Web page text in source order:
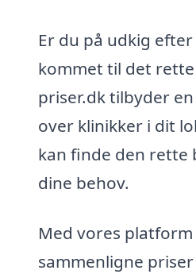
Er du på udkig
kommet til det
priser.dk tilbyder
over klinikker i dit
kan finde den rette
dine behov.
Med vores
sammenligne